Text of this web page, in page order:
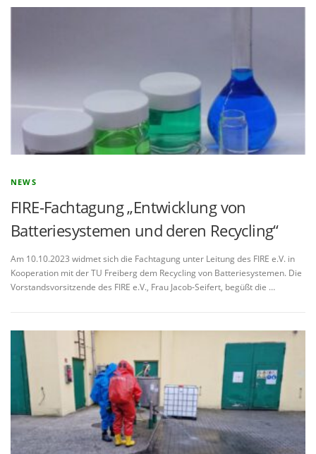
NEWS
FIRE-Fachtagung „Entwicklung von
Batteriesystemen und deren Recycling“
Am 10.10.2023 widmet sich die Fachtagung unter Leitung des FIRE e.V. in
Kooperation mit der TU Freiberg dem Recycling von Batteriesystemen. Die
Vorstandsvorsitzende des FIRE e.V., Frau Jacob-Seifert, begüßt die …